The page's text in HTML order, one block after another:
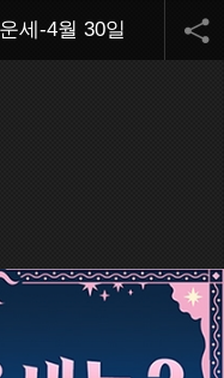
세-4월 30일